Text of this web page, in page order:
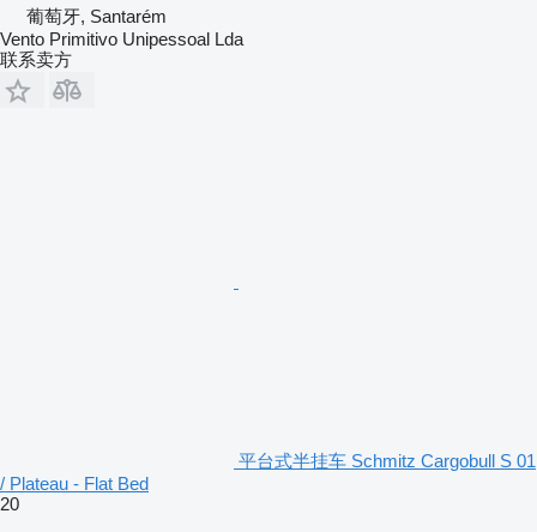
葡萄牙, Santarém
Vento Primitivo Unipessoal Lda
联系卖方
平台式半挂车 Schmitz Cargobull S 01
/ Plateau - Flat Bed
20